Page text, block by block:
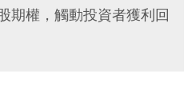
期權，觸動投資者獲利回